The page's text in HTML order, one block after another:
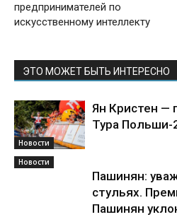
предпринимателей по
искусственному интеллекту
ЭТО МОЖЕТ БЫТЬ ИНТЕРЕСНО
Новости
Ян Кристен —
Тура Польши-
Новости
Пашинян:
стульях.
Пашинян